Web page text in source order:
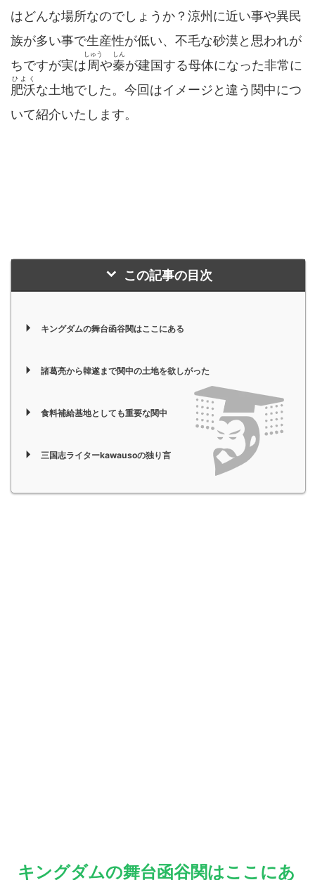
はどんな場所なのでしょうか？涼州に近い事や異民
族が多い事で生産性が低い、不毛な砂漠と思われが
ちですが実は周
しゅう
や秦
しん
が建国する母体になった非常に
肥沃
ひよく
な土地でした。今回はイメージと違う関中につ
いて紹介いたします。
この記事の目次
キングダムの舞台函谷関はここにある
諸葛亮から韓遂まで関中の土地を欲しがった
食料補給基地としても重要な関中
三国志ライターkawausoの独り言
キングダムの舞台函谷関はここにあ